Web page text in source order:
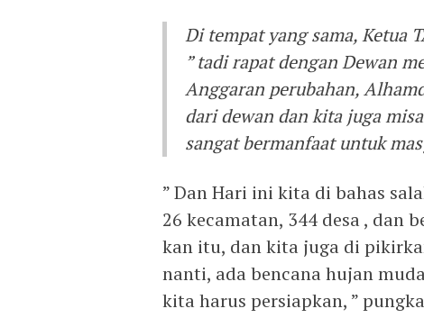
Di tempat yang sama, Ketua
” tadi rapat dengan Dewan
Anggaran perubahan,
dari dewan dan kita juga
sangat bermanfaat untuk
” Dan Hari ini kita di bahas
26 kecamatan, 344 desa , dan
kan itu, dan kita juga di
nanti, ada bencana hujan
kita harus persiapkan, ”